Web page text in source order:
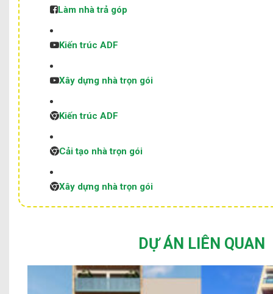
Làm nhà trả góp
Kiến trúc ADF
Xây dựng nhà trọn gói
Kiến trúc ADF
Cải tạo nhà trọn gói
Xây dựng nhà trọn gói
DỰ ÁN LIÊN QUAN